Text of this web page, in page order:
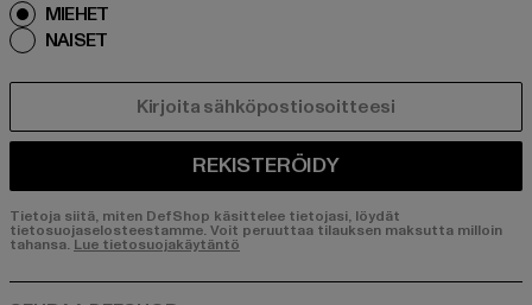
MIEHET
NAISET
REKISTERÖIDY
Tietoja siitä, miten DefShop käsittelee tietojasi, löydät
tietosuojaselosteestamme. Voit peruuttaa tilauksen maksutta milloin
tahansa. Lue tietosuojakäytäntö